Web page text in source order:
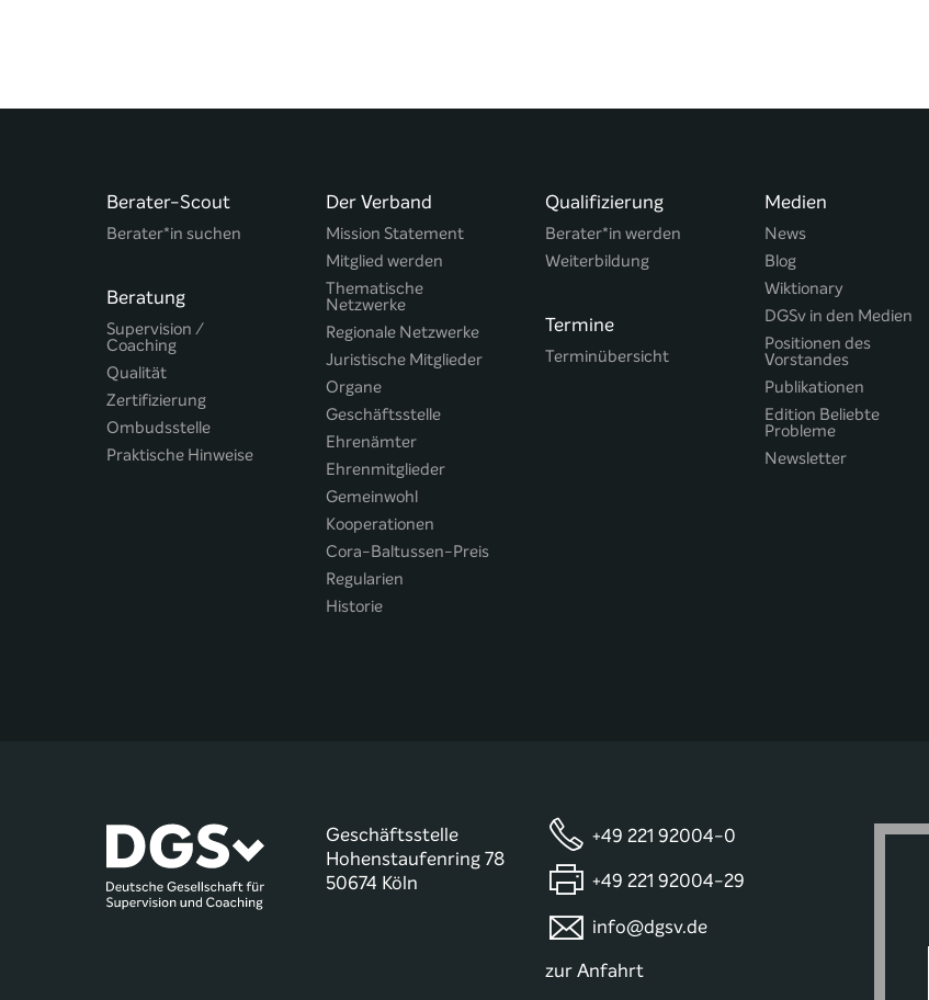
Berater-Scout
Berater*in suchen
Beratung
Supervision /
Coaching
Qualität
Zertifizierung
Ombudsstelle
Praktische Hinweise
Der Verband
Mission Statement
Mitglied werden
Thematische
Netzwerke
Regionale Netzwerke
Juristische Mitglieder
Organe
Geschäftsstelle
Ehrenämter
Ehrenmitglieder
Gemeinwohl
Kooperationen
Cora-Baltussen-Preis
Regularien
Historie
Qualifizierung
Berater*in werden
Weiterbildung
Termine
Terminübersicht
Medien
News
Blog
Wiktionary
DGSv in den Medien
Positionen des
Vorstandes
Publikationen
Edition Beliebte
Probleme
Newsletter
Geschäftsstelle
Hohenstaufenring 78
50674 Köln
+49 221 92004-0
+49 221 92004-29
info@dgsv.de
zur Anfahrt